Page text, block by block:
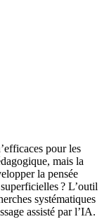
pour les
mais la
la pensée
? L’outil
systématiques
assisté par l’IA.